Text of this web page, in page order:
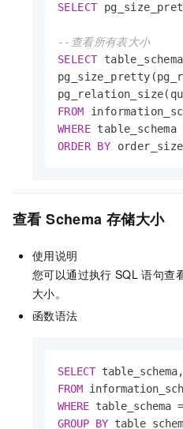
SELECT
--查看所有表大小
SELECT
FROM
WHERE table_schema
ORDER BY
查看 Schema 存储大小
使用说明
您可以通过执行 SQL 语句查
大小。
函数语法
SELECT
FROM
WHERE table_schema =
GROUP BY